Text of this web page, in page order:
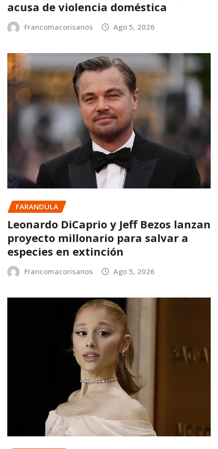
acusa de violencia doméstica
Francomacorisanos Ago 5, 2026
FARANDULA
Leonardo DiCaprio y Jeff Bezos lanzan
proyecto millonario para salvar a
especies en extinción
Francomacorisanos Ago 5, 2026